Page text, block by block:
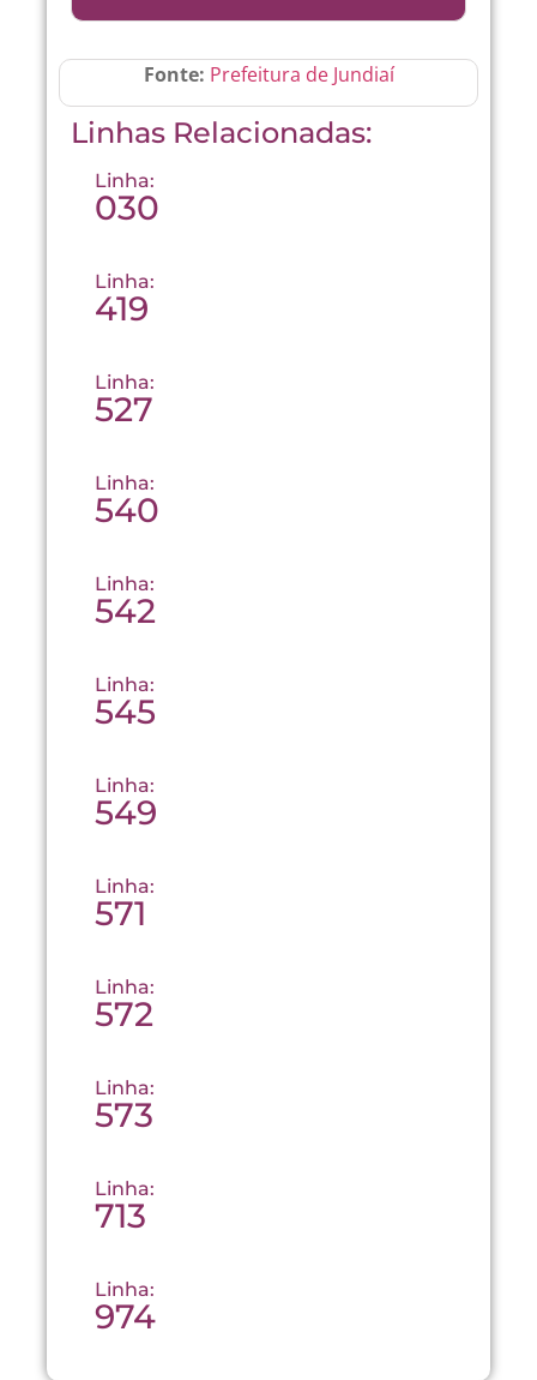
Fonte: Prefeitura de Jundiaí
Linhas Relacionadas:
Linha:
030
Linha:
419
Linha:
527
Linha:
540
Linha:
542
Linha:
545
Linha:
549
Linha:
571
Linha:
572
Linha:
573
Linha:
713
Linha:
974